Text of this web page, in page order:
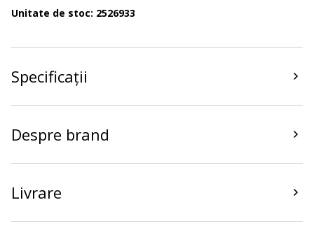
Unitate de stoc: 2526933
Specificații
Despre brand
Livrare